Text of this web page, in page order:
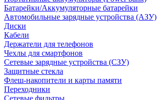
Батарейки/Аккумуляторные батарейки
Автомобильные зарядные устройства (АЗУ)
Диски
Кабели
Держатели для телефонов
Чехлы для смартфонов
Сетевые зарядные устройства (СЗУ)
Защитные стекла
Флеш-накопители и карты памяти
Переходники
Сетевые фильтры